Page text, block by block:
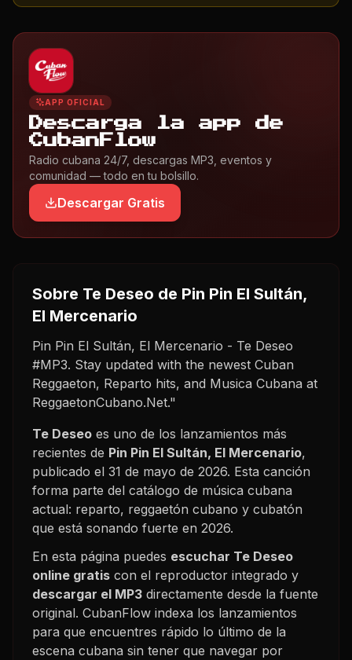
APP OFICIAL
Descarga la app de
CubanFlow
Radio cubana 24/7, descargas MP3, eventos y
comunidad — todo en tu bolsillo.
Descargar Gratis
Sobre Te Deseo de Pin Pin El Sultán,
El Mercenario
Pin Pin El Sultán, El Mercenario - Te Deseo
#MP3. Stay updated with the newest Cuban
Reggaeton, Reparto hits, and Musica Cubana at
ReggaetonCubano.Net."
Te Deseo es uno de los lanzamientos más
recientes de Pin Pin El Sultán, El Mercenario,
publicado el 31 de mayo de 2026. Esta canción
forma parte del catálogo de música cubana
actual: reparto, reggaetón cubano y cubatón
que está sonando fuerte en 2026.
En esta página puedes escuchar Te Deseo
online gratis con el reproductor integrado y
descargar el MP3 directamente desde la fuente
original. CubanFlow indexa los lanzamientos
para que encuentres rápido lo último de la
escena cubana sin tener que navegar por